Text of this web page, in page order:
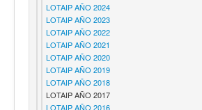
LOTAIP AÑO 2024
LOTAIP AÑO 2023
LOTAIP AÑO 2022
LOTAIP AÑO 2021
LOTAIP AÑO 2020
LOTAIP AÑO 2019
LOTAIP AÑO 2018
LOTAIP AÑO 2017
LOTAIP AÑO 2016